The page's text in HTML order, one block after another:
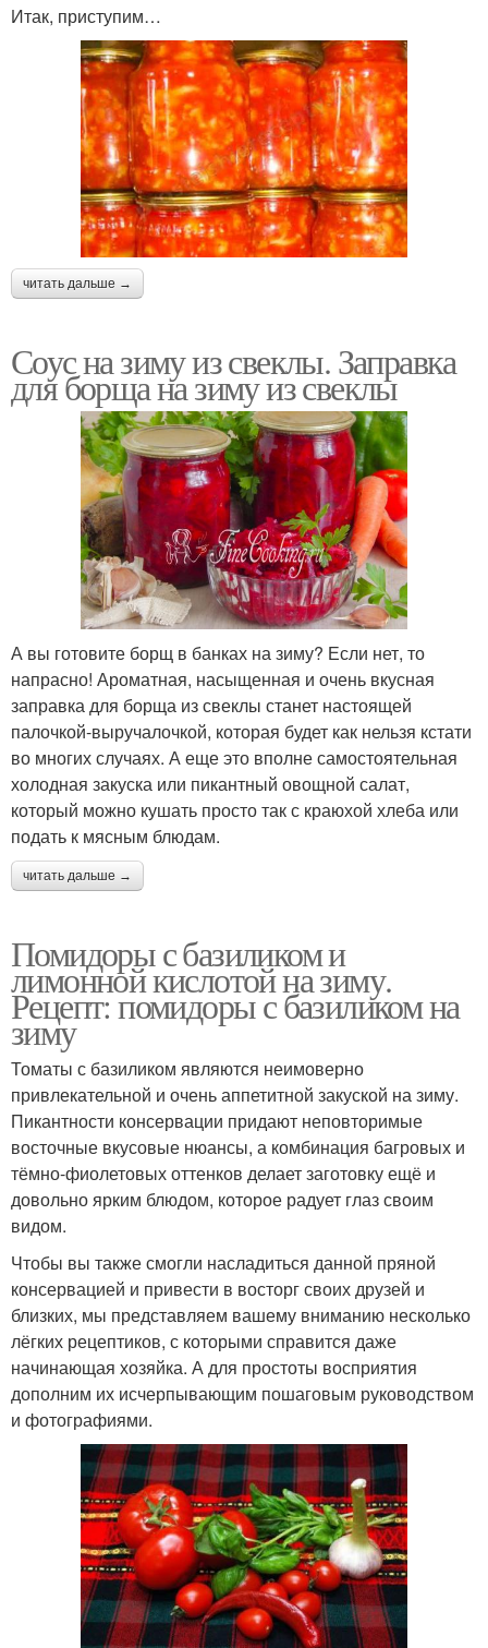
Итак, приступим…
читать дальше →
Соус на зиму из свеклы. Заправка
для борща на зиму из свеклы
А вы готовите борщ в банках на зиму? Если нет, то
напрасно! Ароматная, насыщенная и очень вкусная
заправка для борща из свеклы станет настоящей
палочкой-выручалочкой, которая будет как нельзя кстати
во многих случаях. А еще это вполне самостоятельная
холодная закуска или пикантный овощной салат,
который можно кушать просто так с краюхой хлеба или
подать к мясным блюдам.
читать дальше →
Помидоры с базиликом и
лимонной кислотой на зиму.
Рецепт: помидоры с базиликом на
зиму
Томаты с базиликом являются неимоверно
привлекательной и очень аппетитной закуской на зиму.
Пикантности консервации придают неповторимые
восточные вкусовые нюансы, а комбинация багровых и
тёмно-фиолетовых оттенков делает заготовку ещё и
довольно ярким блюдом, которое радует глаз своим
видом.
Чтобы вы также смогли насладиться данной пряной
консервацией и привести в восторг своих друзей и
близких, мы представляем вашему вниманию несколько
лёгких рецептиков, с которыми справится даже
начинающая хозяйка. А для простоты восприятия
дополним их исчерпывающим пошаговым руководством
и фотографиями.